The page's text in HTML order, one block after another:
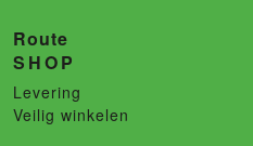
Route
SHOP
Levering
Veilig winkelen